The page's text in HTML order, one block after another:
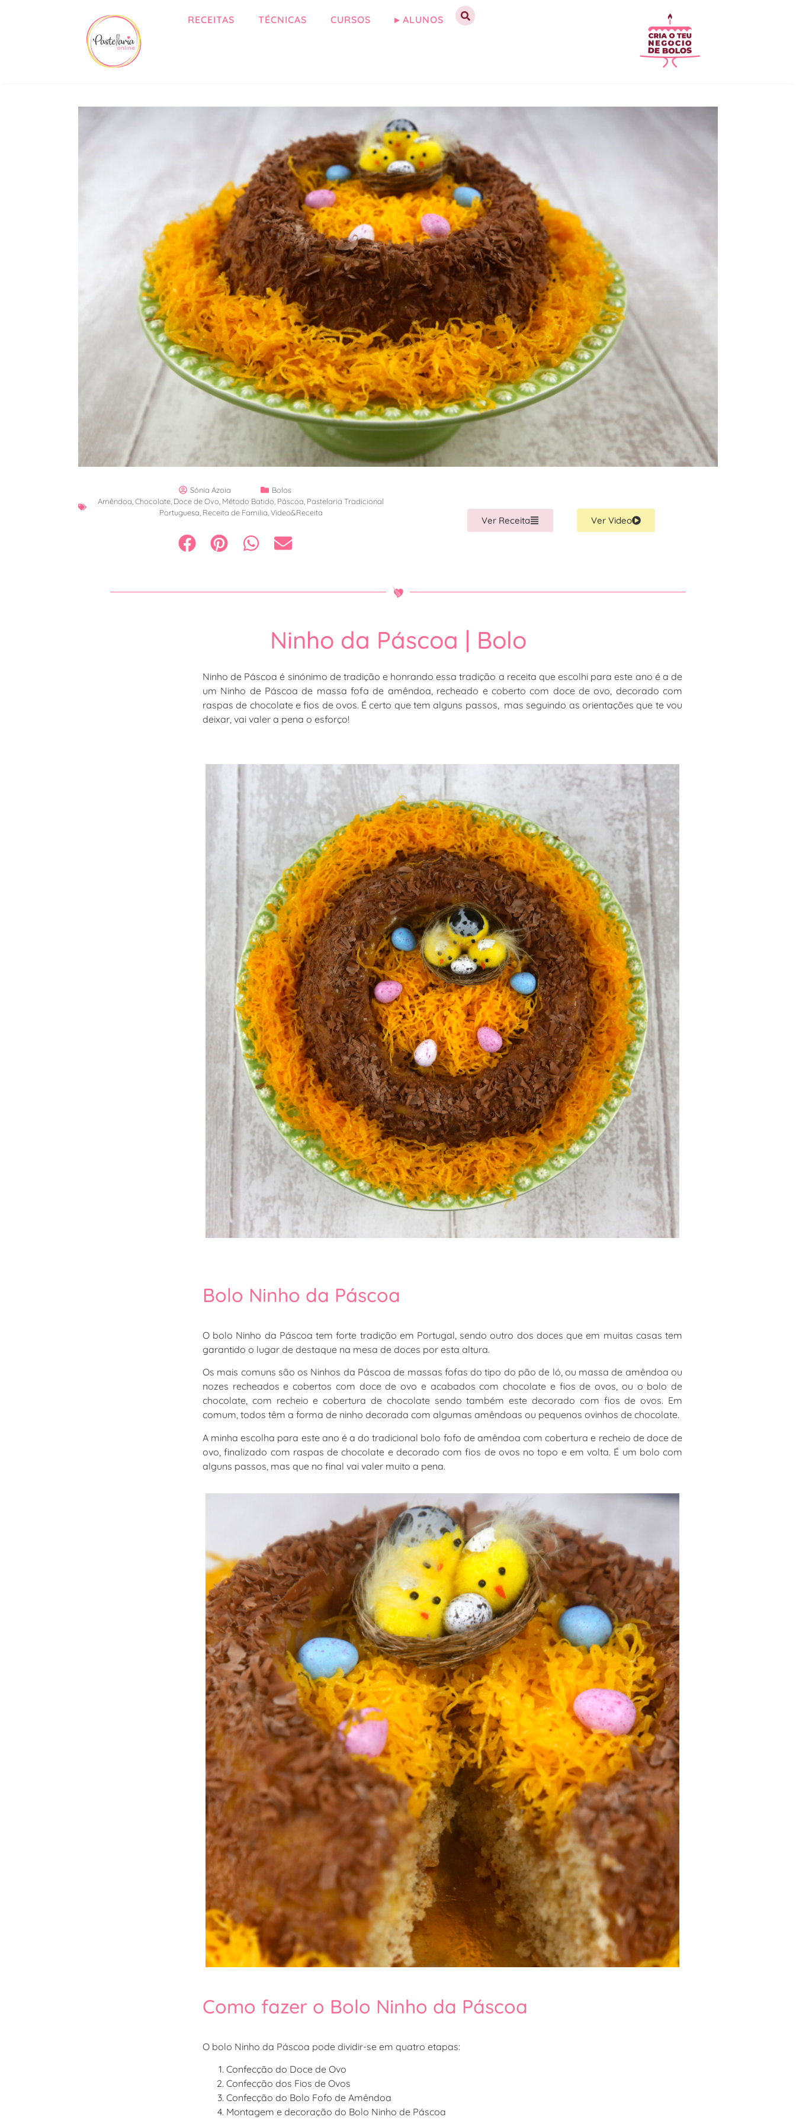
RECEITAS TÉCNICAS CURSOS ▸ ALUNOS
Sónia Azoia
Bolos
Amêndoa Chocolate Doce de Ovo Método Batido Páscoa Pastelaria Tradicional
Portuguesa Receita de Familia Video&Receita
Ver Receita Ver Video
Ninho da Páscoa | Bolo
Ninho de Páscoa é sinónimo de tradição e honrando essa tradição a receita que escolhi para este ano é a de
um Ninho de Páscoa de massa fofa de amêndoa, recheado e coberto com doce de ovo, decorado com
raspas de chocolate e fios de ovos. É certo que tem alguns passos, mas seguindo as orientações que te vou
deixar, vai valer a pena o esforço!
Bolo Ninho da Páscoa
O bolo Ninho da Páscoa tem forte tradição em Portugal, sendo outro dos doces que em muitas casas tem
garantido o lugar de destaque na mesa de doces por esta altura.
Os mais comuns são os Ninhos da Páscoa de massas fofas do tipo do pão de ló, ou massa de amêndoa ou
nozes recheados e cobertos com doce de ovo e acabados com chocolate e fios de ovos, ou o bolo de
chocolate, com recheio e cobertura de chocolate sendo também este decorado com fios de ovos. Em
comum, todos têm a forma de ninho decorada com algumas amêndoas ou pequenos ovinhos de chocolate.
A minha escolha para este ano é a do tradicional bolo fofo de amêndoa com cobertura e recheio de doce de
ovo, finalizado com raspas de chocolate e decorado com fios de ovos no topo e em volta. É um bolo com
alguns passos, mas que no final vai valer muito a pena.
Como fazer o Bolo Ninho da Páscoa
O bolo Ninho da Páscoa pode dividir-se em quatro etapas:
Confecção do Doce de Ovo
Confecção dos Fios de Ovos
Confecção do Bolo Fofo de Amêndoa
Montagem e decoração do Bolo Ninho de Páscoa